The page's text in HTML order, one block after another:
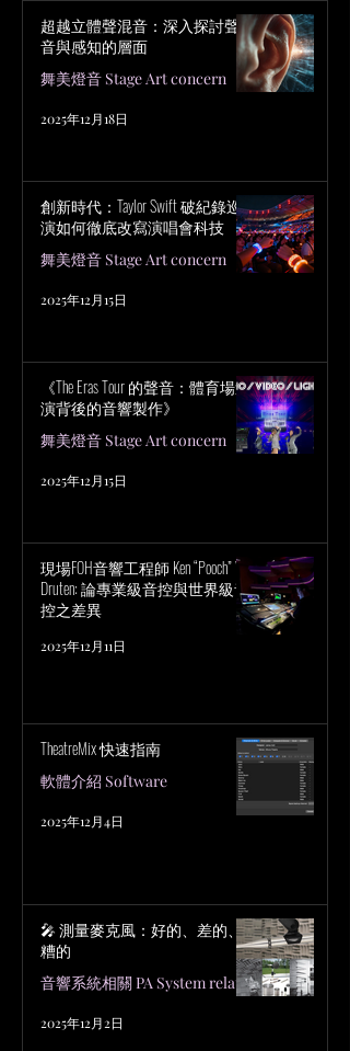
超越立體聲混音：深入探討聲
音與感知的層面
舞美燈音 Stage Art concern
2025年12月18日
創新時代：Taylor Swift 破紀錄巡
演如何徹底改寫演唱會科技
舞美燈音 Stage Art concern
2025年12月15日
《The Eras Tour 的聲音：體育場巡
演背後的音響製作》
舞美燈音 Stage Art concern
2025年12月15日
現場FOH音響工程師 Ken “Pooch” Van
Druten: 論專業級音控與世界級音
控之差異
2025年12月11日
TheatreMix 快速指南
軟體介紹 Software
2025年12月4日
🎤 測量麥克風：好的、差的、
糟的
音響系統相關 PA System related
2025年12月2日